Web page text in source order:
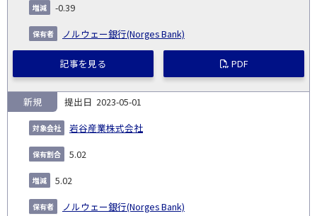
-0.39
ノルウェー銀行(Norges Bank)
記事を見る PDF
2023-05-01
岩谷産業株式会社
新規
5.02
5.02
ノルウェー銀行(Norges Bank)